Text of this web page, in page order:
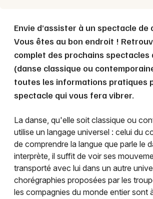
Envie d’assister à un spectacle de
Vous êtes au bon endroit !
complet des prochains spectacles
(danse classique ou
toutes les informations pratiques
spectacle qui vous fera vibrer.
La danse, qu'elle soit classique ou
utilise un langage universel : celui du
de comprendre la langue que parle le
interprète, il suffit de voir ses
transporté avec lui dans un autre
chorégraphies proposées par les
les compagnies du monde entier sont